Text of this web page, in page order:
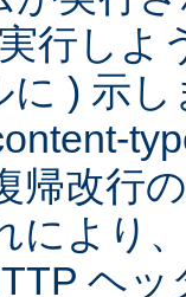
行しよ
) 示
帰改行
により
ヘ